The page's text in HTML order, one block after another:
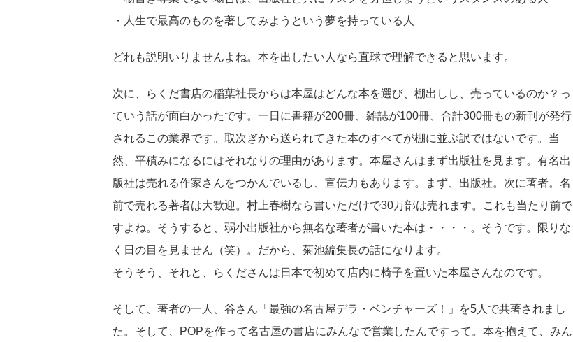
・人生で最高のものを著してみようという夢を持っている人
どれも説明いりませんよね。本を出したい人なら直球で理解できると思います。
次に、らくだ書店の稲葉社長からは本屋はどんな本を選び、棚出しし、売っているのか？っ
ていう話が面白かったです。一日に書籍が200冊、雑誌が100冊、合計300冊もの新刊が発行
されるこの業界です。取次ぎから送られてきた本のすべてが棚に並ぶ訳ではないです。当
然、平積みになるにはそれなりの理由があります。本屋さんはまず出版社を見ます。有名出
版社は売れる作家さんをつかんでいるし、宣伝力もあります。まず、出版社。次に著者。名
前で売れる著者は大歓迎。村上春樹なら書いただけで30万部は売れます。これも当たり前で
すよね。そうすると、弱小出版社から無名な著者が書いた本は・・・・。そうです。限りな
く日の目を見ません（笑）。だから、菊池編集長の話になります。
そうそう、それと、らくださんは日本で初めて店内に椅子を置いた本屋さんなのです。
そして、著者の一人、谷さん「最強の名古屋デラ・ベンチャーズ！」を5人で共著されまし
た。そして、POPを作って名古屋の書店にみんなで営業したんですって。本を抱えて、みん